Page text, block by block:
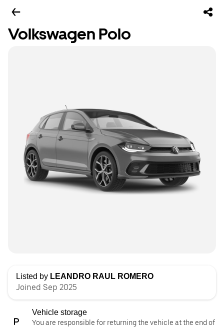
Volkswagen Polo
Listed by LEANDRO RAUL ROMERO
Joined Sep 2025
Vehicle storage
You are responsible for returning the vehicle at the end of